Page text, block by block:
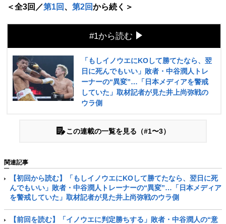
＜全3回／第1回 、 第2回から続く＞
#1から読む
「もしイノウエにKOして勝てたなら、翌
日に死んでもいい」敗者・中谷潤人トレ
ーナーの“異変”…「日本メディアを警戒
していた」取材記者が見た井上尚弥戦の
ウラ側
この連載の一覧を見る（#1〜3）
関連記事
【初回から読む】「もしイノウエにKOして勝てたなら、翌日に死
んでもいい」敗者・中谷潤人トレーナーの“異変”…「日本メディア
を警戒していた」取材記者が見た井上尚弥戦のウラ側
【前回を読む】「イノウエに判定勝ちする」敗者・中谷潤人の“意